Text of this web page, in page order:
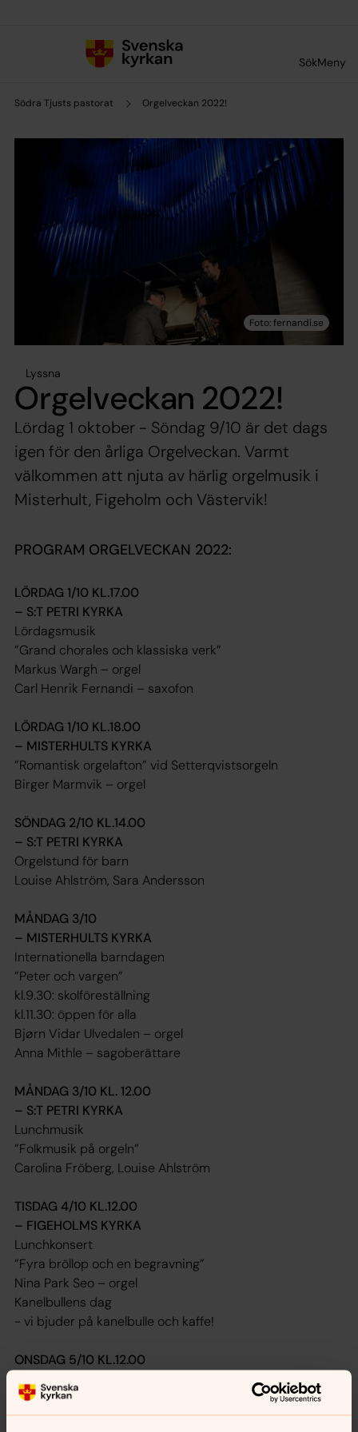
SökMeny
Södra Tjusts pastorat Orgelveckan 2022!
Lyssna
Orgelveckan 2022!
Lördag 1 oktober - Söndag 9/10 är det dags
igen för den årliga Orgelveckan. Varmt
välkommen att njuta av härlig orgelmusik i
Misterhult, Figeholm och Västervik!
PROGRAM ORGELVECKAN 2022:
LÖRDAG 1/10 KL.17.00
– S:T PETRI KYRKA
Lördagsmusik
”Grand chorales och klassiska verk”
Markus Wargh – orgel
Carl Henrik Fernandi – saxofon
LÖRDAG 1/10 KL.18.00
– MISTERHULTS KYRKA
”Romantisk orgelafton” vid Setterqvistsorgeln
Birger Marmvik – orgel
SÖNDAG 2/10 KL.14.00
– S:T PETRI KYRKA
Orgelstund för barn
Louise Ahlström, Sara Andersson
MÅNDAG 3/10
– MISTERHULTS KYRKA
Internationella barndagen
”Peter och vargen”
kl.9.30: skolföreställning
kl.11.30: öppen för alla
Bjørn Vidar Ulvedalen – orgel
Anna Mithle – sagoberättare
MÅNDAG 3/10 KL. 12.00
– S:T PETRI KYRKA
Lunchmusik
”Folkmusik på orgeln”
Carolina Fröberg, Louise Ahlström
TISDAG 4/10 KL.12.00
– FIGEHOLMS KYRKA
Lunchkonsert
”Fyra bröllop och en begravning”
Nina Park Seo – orgel
Kanelbullens dag
- vi bjuder på kanelbulle och kaffe!
ONSDAG 5/10 KL.12.00
Lunchmusik
”Orgelmusik och sång vid Wisteniusorgeln (1744)